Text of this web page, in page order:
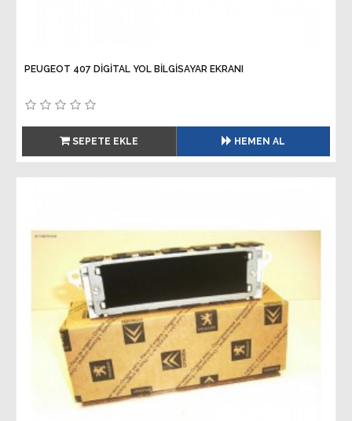
PEUGEOT 407 DİGİTAL YOL BİLGİSAYAR EKRANI
SEPETE EKLE HEMEN AL